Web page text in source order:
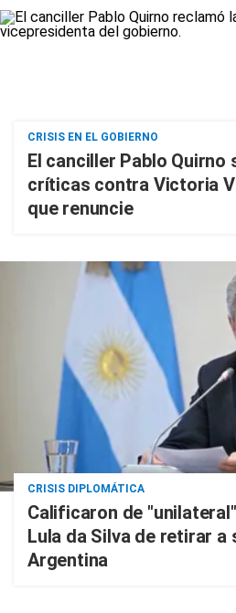
CRISIS EN EL GOBIERNO
El canciller Pablo Quirno
críticas contra Victoria
que renuncie
CRISIS DIPLOMÁTICA
Calificaron de
Lula da Silva de retirar a
Argentina